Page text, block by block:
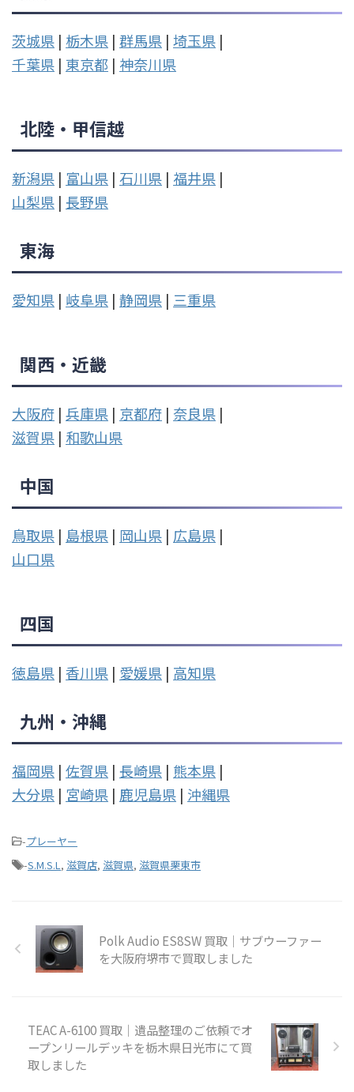
茨城県 | 栃木県 | 群馬県 | 埼玉県 |
千葉県 | 東京都 | 神奈川県
北陸・甲信越
新潟県 | 富山県 | 石川県 | 福井県 |
山梨県 | 長野県
東海
愛知県 | 岐阜県 | 静岡県 | 三重県
関西・近畿
大阪府 | 兵庫県 | 京都府 | 奈良県 |
滋賀県 | 和歌山県
中国
鳥取県 | 島根県 | 岡山県 | 広島県 |
山口県
四国
徳島県 | 香川県 | 愛媛県 | 高知県
九州・沖縄
福岡県 | 佐賀県 | 長崎県 | 熊本県 |
大分県 | 宮崎県 | 鹿児島県 | 沖縄県
-プレーヤー
-S.M.S.L , 滋賀店, 滋賀県, 滋賀県栗東市
Polk Audio ES8SW 買取｜サブウーファー
を大阪府堺市で買取しました
TEAC A-6100 買取｜遺品整理のご依頼でオ
ープンリールデッキを栃木県日光市にて買
取しました